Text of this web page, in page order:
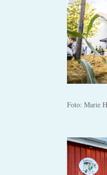
Foto: Marie